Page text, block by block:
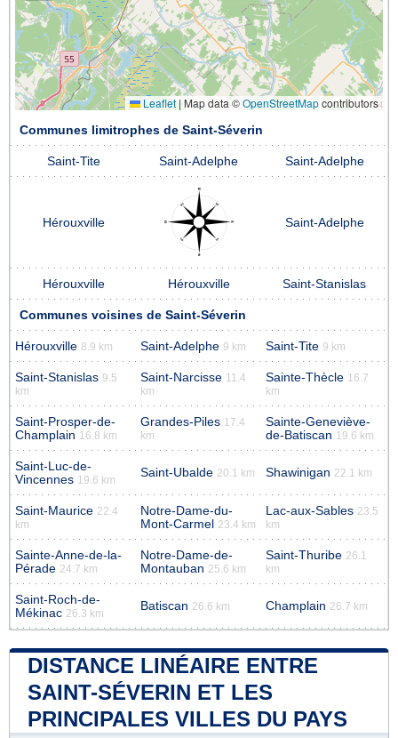
Leaflet | Map data ©OpenStreetMapcontributors
Communes limitrophes de Saint-Séverin
Saint-Tite Saint-Adelphe Saint-Adelphe
Hérouxville Saint-Adelphe
Hérouxville Hérouxville Saint-Stanislas
Communes voisines de Saint-Séverin
Hérouxville 8.9 km Saint-Adelphe 9 km Saint-Tite 9 km
Saint-Stanislas 9.5
km
Saint-Narcisse 11.4
km
Sainte-Thècle 16.7
km
Saint-Prosper-de-
Champlain 16.8 km
Grandes-Piles 17.4
km
Sainte-Geneviève-
de-Batiscan 19.6 km
Saint-Luc-de-
Vincennes 19.6 km
Saint-Ubalde 20.1 km Shawinigan 22.1 km
Saint-Maurice 22.4
km
Notre-Dame-du-
Mont-Carmel 23.4 km
Lac-aux-Sables 23.5
km
Sainte-Anne-de-la-
Pérade 24.7 km
Notre-Dame-de-
Montauban 25.6 km
Saint-Thuribe 26.1
km
Saint-Roch-de-
Mékinac 26.3 km
Batiscan 26.6 km Champlain 26.7 km
DISTANCE LINÉAIRE ENTRE
SAINT-SÉVERIN ET LES
PRINCIPALES VILLES DU PAYS